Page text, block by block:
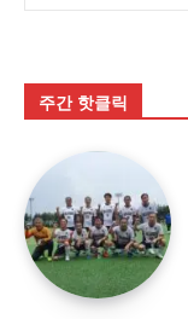
주간 핫클릭